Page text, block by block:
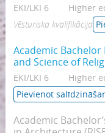
EKI/LKI 6
Higher
Vēsturiska kvalifikācija
Academic
and Science of
EKI/LKI 6 Higher
Pievienot
Academic